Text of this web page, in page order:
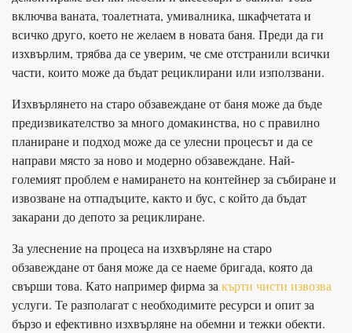
включва ваната, тоалетната, умивалника, шкафчетата и
всичко друго, което не желаем в новата баня. Преди да ги
изхвърлим, трябва да се уверим, че сме отстранили всички
части, които може да бъдат рециклирани или използвани.
Изхвърлянето на старо обзавеждане от баня може да бъде
предизвикателство за много домакинства, но с правилно
планиране и подход може да се улесни процесът и да се
направи място за ново и модерно обзавеждане. Най-
големият проблем е намирането на контейнер за събиране и
извозване на отпадъците, както и бус, с който да бъдат
закарани до депото за рециклиране.
За улеснение на процеса на изхвърляне на старо
обзавеждане от баня може да се наеме бригада, която да
свърши това. Като например фирма закърти чисти извозва
услуги. Те разполагат с необходимите ресурси и опит за
бързо и ефективно изхвърляне на обемни и тежки обекти.